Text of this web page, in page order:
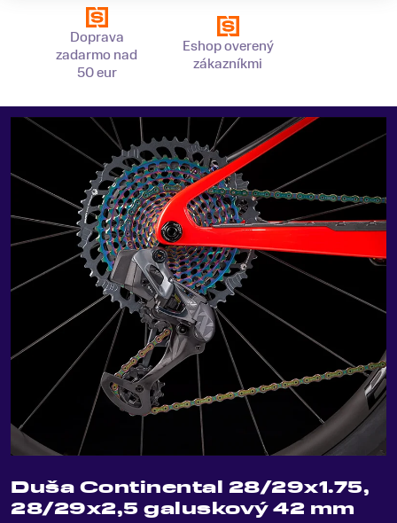
Doprava
zadarmo nad
50 eur
Eshop overený
zákazníkmi
Duša Continental 28/29x1.75,
28/29x2,5 galuskový 42 mm